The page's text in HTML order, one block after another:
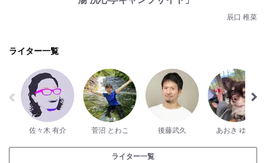
辰口 稚菜
ライター一覧
佐々木 有介 菅沼 とわこ 後藤武久 あおき ゆう
ライター一覧